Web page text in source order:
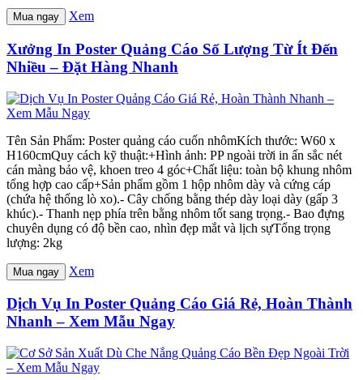
Mua ngay Xem
Xưởng In Poster Quảng Cáo Số Lượng Từ Ít Đến
Nhiều – Đặt Hàng Nhanh
Tên Sản Phẩm: Poster quảng cáo cuốn nhômKích thước: W60 x
H160cmQuy cách kỹ thuật:+Hình ảnh: PP ngoài trời in ấn sắc nét
cán màng bảo vệ, khoen treo 4 góc+Chất liệu: toàn bộ khung nhôm
tổng hợp cao cấp+Sản phẩm gồm 1 hộp nhôm dày và cứng cáp
(chứa hệ thống lò xo).- Cây chống bằng thép dày loại dày (gấp 3
khúc).- Thanh nẹp phía trên bằng nhôm tốt sang trọng.- Bao đựng
chuyên dụng có độ bền cao, nhìn đẹp mắt và lịch sựTổng trọng
lượng: 2kg
Mua ngay Xem
Dịch Vụ In Poster Quảng Cáo Giá Rẻ, Hoàn Thành
Nhanh – Xem Mẫu Ngay